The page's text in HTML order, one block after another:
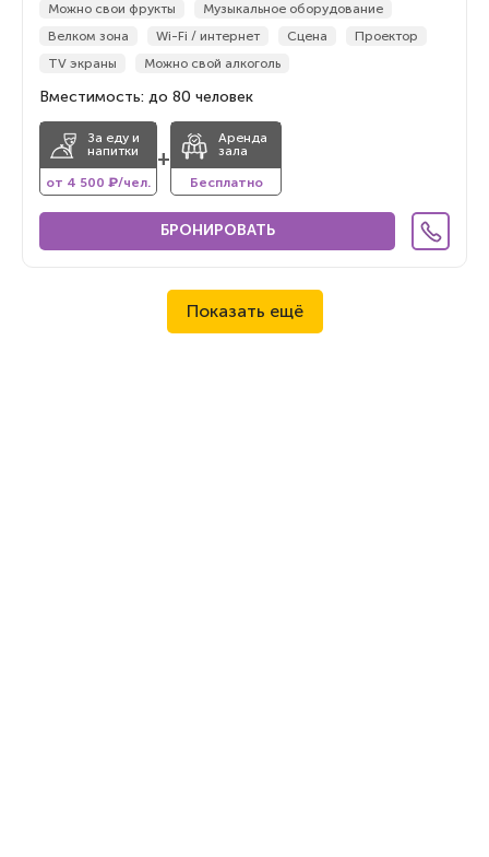
Можно свои фрукты
Музыкальное оборудование
Велком зона
Wi-Fi / интернет Сцена
Проектор
TV экраны
Можно свой алкоголь
Вместимость: до 80 человек
За еду и
напитки
от 4 500 ₽/чел.
+
Аренда
зала
Бесплатно
БРОНИРОВАТЬ
Показать ещё